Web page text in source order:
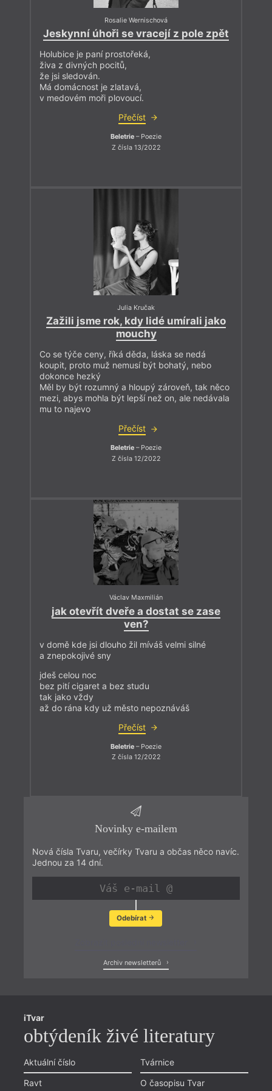
Rosalie Wernischová
Jeskynní úhoři se vracejí z pole zpět
Holubice je paní prostořeká,
živa z divných pocitů,
že jsi sledován.
Má domácnost je zlatavá,
v medovém moři plovoucí.
Přečíst
Beletrie – Poezie
Z čísla 13/2022
Julia Kručak
Zažili jsme rok, kdy lidé umírali jako
mouchy
Co se týče ceny, říká děda, láska se nedá
koupit, proto muž nemusí být bohatý, nebo
dokonce hezký
Měl by být rozumný a hloupý zároveň, tak něco
mezi, abys mohla být lepší než on, ale nedávala
mu to najevo
Přečíst
Beletrie – Poezie
Z čísla 12/2022
Václav Maxmilián
jak otevřít dveře a dostat se zase
ven?
v domě kde jsi dlouho žil míváš velmi silné
a znepokojivé sny
jdeš celou noc
bez pití cigaret a bez studu
tak jako vždy
až do rána kdy už město nepoznáváš
Přečíst
Beletrie – Poezie
Z čísla 12/2022
Novinky e-mailem
Nová čísla Tvaru, večírky Tvaru a občas něco navíc.
Jednou za 14 dní.
Odebírat
Archiv newsletterů
iTvar
obtýdeník živé literatury
Aktuální číslo
Ravt
Tvárnice
O časopisu Tvar